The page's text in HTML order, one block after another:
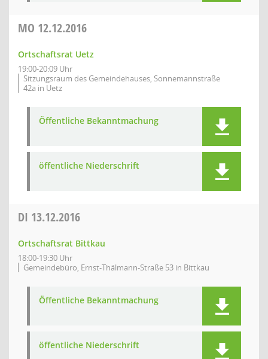
MO 12.12.2016
Ortschaftsrat Uetz
19:00-20:09 Uhr
Sitzungsraum des Gemeindehauses, Sonnemannstraße
42a in Uetz
Öffentliche Bekanntmachung
öffentliche Niederschrift
DI 13.12.2016
Ortschaftsrat Bittkau
18:00-19:30 Uhr
Gemeindebüro, Ernst-Thälmann-Straße 53 in Bittkau
Öffentliche Bekanntmachung
öffentliche Niederschrift